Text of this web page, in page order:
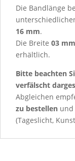
Die Bandlänge
16 mm.
Die Breite 03 mm
erhältlich.
Bitte beachten
verfälscht
Abgleichen
zu bestellen
(Tageslicht,